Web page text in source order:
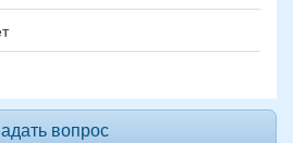
вопрос